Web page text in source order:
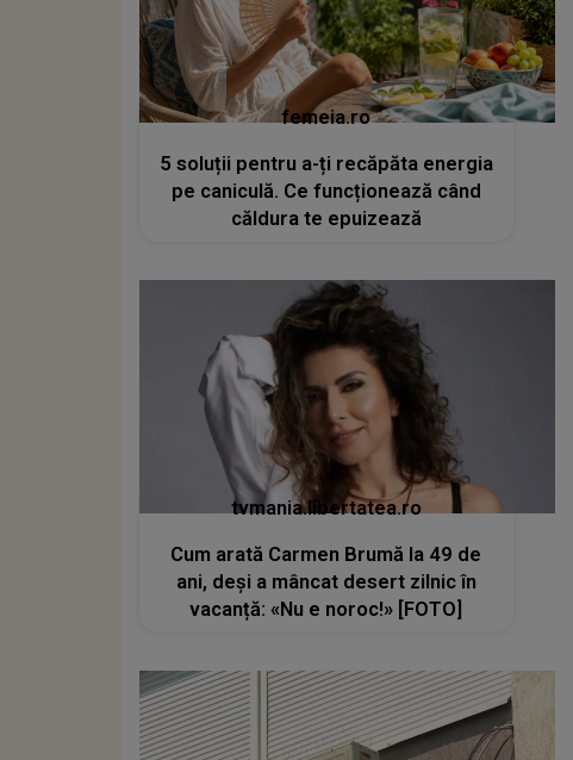
femeia.ro
5 soluții pentru a-ți recăpăta energia
pe caniculă. Ce funcționează când
căldura te epuizează
tvmania.libertatea.ro
Cum arată Carmen Brumă la 49 de
ani, deși a mâncat desert zilnic în
vacanță: «Nu e noroc!» [FOTO]